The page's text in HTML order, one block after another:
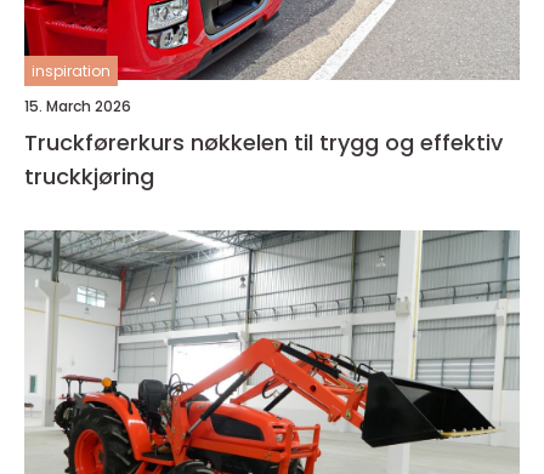
inspiration
15. March 2026
Truckførerkurs nøkkelen til trygg og effektiv
truckkjøring